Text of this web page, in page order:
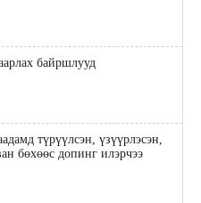
байршлууд
түрүүлсэн, үзүүрлэсэн,
бөхөөс допинг илэрчээ